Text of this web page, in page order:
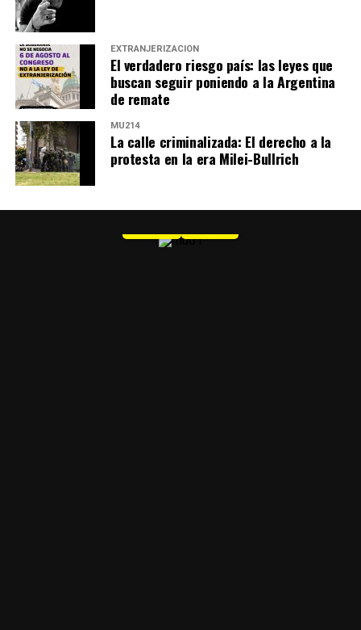
EXTRANJERIZACIÓN
El verdadero riesgo país: las leyes que
buscan seguir poniendo a la Argentina
de remate
MU214
La calle criminalizada: El derecho a la
protesta en la era Milei-Bullrich